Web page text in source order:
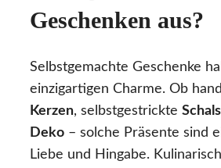
Geschenken aus?
Selbstgemachte Geschenke
einzigartigen Charme. Ob
Kerzen, selbstgestrickte Schals
Deko – solche Präsente sind
Liebe und Hingabe.